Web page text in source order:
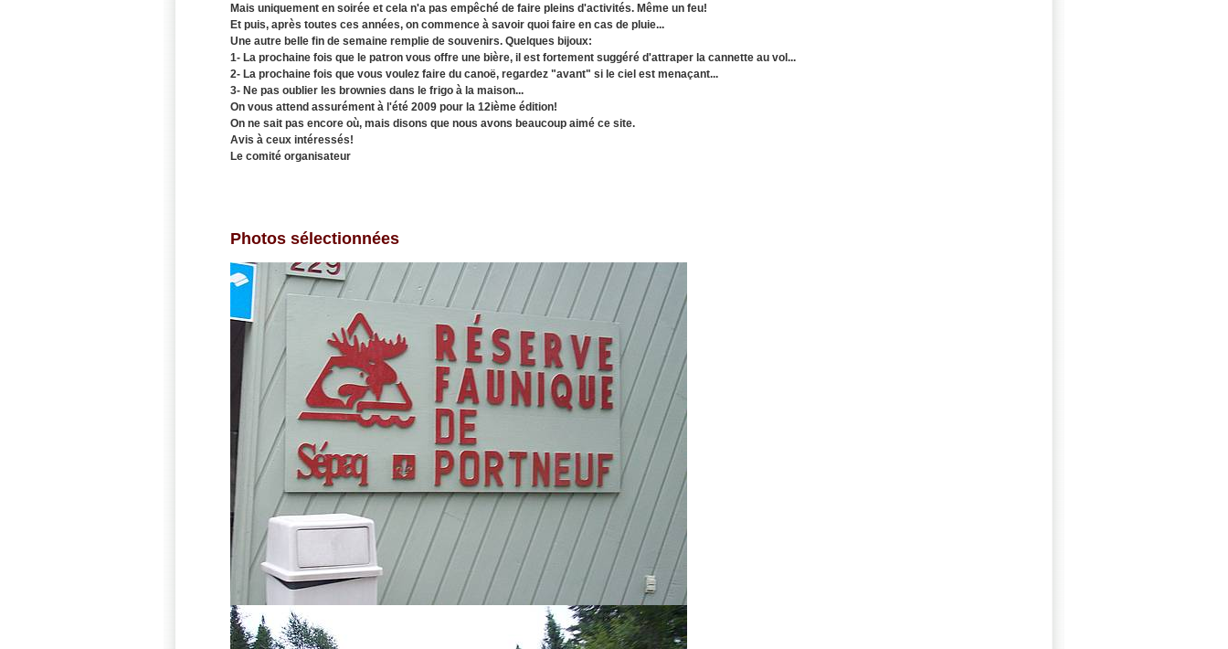
Mais uniquement en soirée et cela n'a pas empêché de faire pleins d'activités. Même un feu!
Et puis, après toutes ces années, on commence à savoir quoi faire en cas de pluie...
Une autre belle fin de semaine remplie de souvenirs. Quelques bijoux:
1- La prochaine fois que le patron vous offre une bière, il est fortement suggéré d'attraper la cannette au vol...
2- La prochaine fois que vous voulez faire du canoë, regardez "avant" si le ciel est menaçant...
3- Ne pas oublier les brownies dans le frigo à la maison...
On vous attend assurément à l'été 2009 pour la 12ième édition!
On ne sait pas encore où, mais disons que nous avons beaucoup aimé ce site.
Avis à ceux intéressés!
Le comité organisateur
Photos sélectionnées